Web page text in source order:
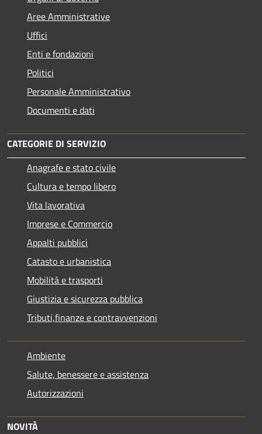
Aree Amministrative
Uffici
Enti e fondazioni
Politici
Personale Amministrativo
Documenti e dati
CATEGORIE DI SERVIZIO
Anagrafe e stato civile
Cultura e tempo libero
Vita lavorativa
Imprese e Commercio
Appalti pubblici
Catasto e urbanistica
Mobilità e trasporti
Giustizia e sicurezza pubblica
Tributi,finanze e contravvenzioni
Ambiente
Salute, benessere e assistenza
Autorizzazioni
NOVITÀ